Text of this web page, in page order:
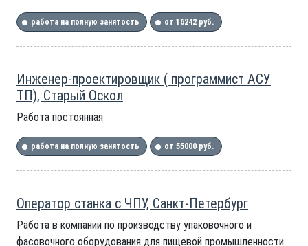
работа на полную занятость от 16242 руб.
Инженер-проектировщик ( программист АСУ
ТП), Старый Оскол
Работа постоянная
работа на полную занятость от 55000 руб.
Оператор станка с ЧПУ, Санкт-Петербург
Работа в компании по производству упаковочного и
фасовочного оборудования для пищевой промышленности